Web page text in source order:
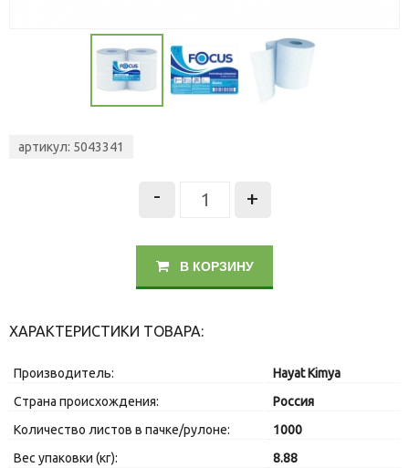
артикул: 5043341
- +
В КОРЗИНУ
ХАРАКТЕРИСТИКИ ТОВАРА:
Производитель:
Hayat Kimya
Страна происхождения:
Россия
Количество листов в пачке/рулоне:
1000
Вес упаковки (кг):
8.88